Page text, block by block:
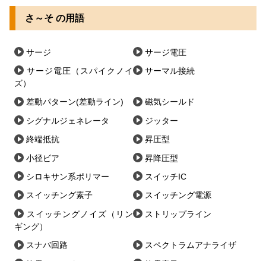
さ～そ の用語
サージ サージ電圧
サージ電圧（スパイクノイ
ズ）
サーマル接続
差動パターン(差動ライン) 磁気シールド
シグナルジェネレータ ジッター
終端抵抗 昇圧型
小径ビア 昇降圧型
シロキサン系ポリマー スイッチIC
スイッチング素子 スイッチング電源
スイッチングノイズ（リン
ギング）
ストリップライン
スナバ回路 スペクトラムアナライザ